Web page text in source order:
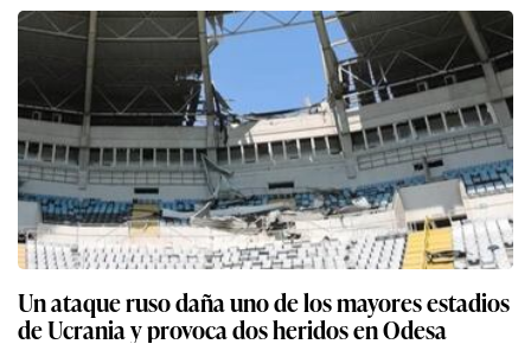
Un ataque ruso daña uno de los mayores estadios
de Ucrania y provoca dos heridos en Odesa